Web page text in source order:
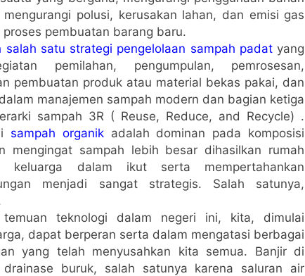
polusi, kerusakan lahan, dan emisi gas
pembuatan barang baru.
salah satu strategi pengelolaan sampah padatyang
pemilahan, pengumpulan, pemrosesan,
pembuatan produk atau material bekas pakai, dan
manajemen sampah modern dan bagian ketiga
sampah 3R ( Reuse, Reduce, and Recycle) .
sampah organik adalah dominan pada komposisi
mengingat sampah lebih besar dihasilkan rumah
keluarga dalam ikut serta mempertahankan
menjadi sangat strategis. Salah satunya,
temuan teknologi dalam negeri ini, kita, dimulai
dapat berperan serta dalam mengatasi berbagai
yang telah menyusahkan kita semua. Banjir di
buruk, salah satunya karena saluran air